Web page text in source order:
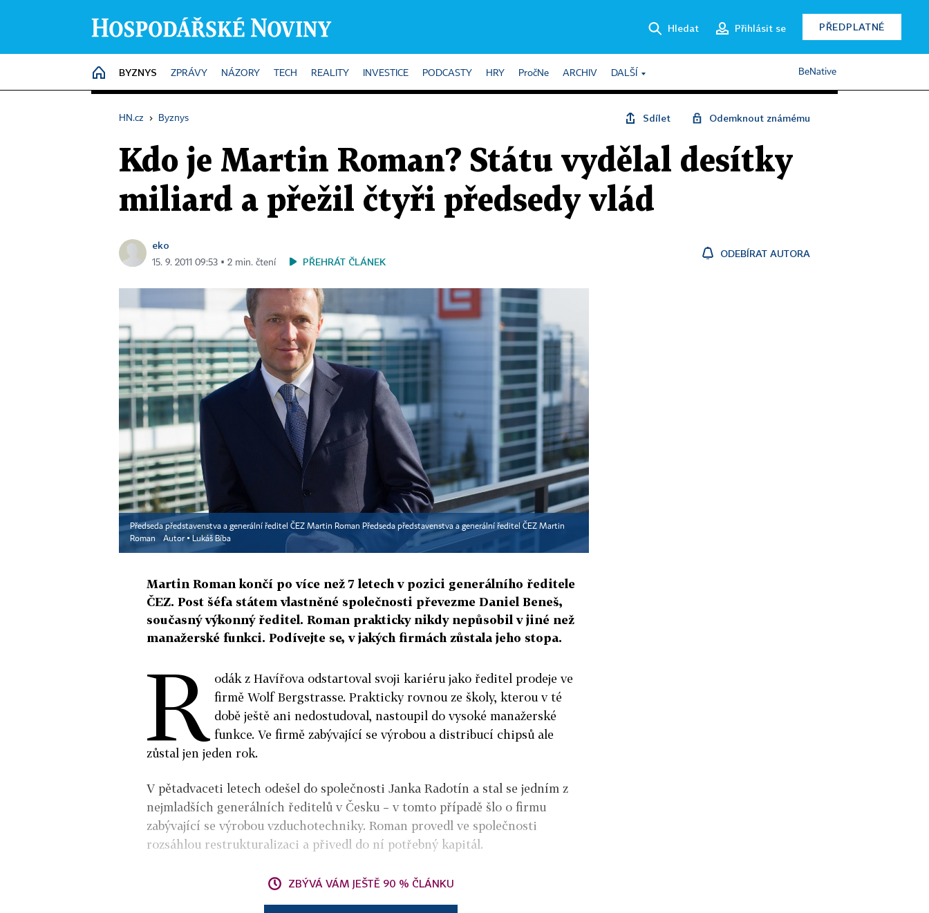
Hledat Přihlásit se PŘEDPLATNÉ
HOME
BYZNYS ZPRÁVY NÁZORY TECH REALITY INVESTICE PODCASTY HRY PročNe ARCHIV DALŠÍ BeNative
HN.cz › Byznys Sdílet Odemknout známému
Kdo je Martin Roman? Státu vydělal desítky
miliard a přežil čtyři předsedy vlád
eko
15. 9. 2011 09:53 ▪ 2 min. čtení PŘEHRÁT ČLÁNEK
ODEBÍRAT AUTORA
Předseda představenstva a generální ředitel ČEZ Martin Roman Předseda představenstva a generální ředitel ČEZ Martin
Roman
Autor ▪ Lukáš Bíba
Martin Roman končí po více než 7 letech v pozici generálního ředitele
ČEZ. Post šéfa státem vlastněné společnosti převezme Daniel Beneš,
současný výkonný ředitel. Roman prakticky nikdy nepůsobil v jiné než
manažerské funkci. Podívejte se, v jakých firmách zůstala jeho stopa.
R odák z Havířova odstartoval svoji kariéru jako ředitel prodeje ve
firmě Wolf Bergstrasse. Prakticky rovnou ze školy, kterou v té
době ještě ani nedostudoval, nastoupil do vysoké manažerské
funkce. Ve firmě zabývající se výrobou a distribucí chipsů ale
zůstal jen jeden rok.
V pětadvaceti letech odešel do společnosti Janka Radotín a stal se jedním z
nejmladších generálních ředitelů v Česku – v tomto případě šlo o firmu
zabývající se výrobou vzduchotechniky. Roman provedl ve společnosti
rozsáhlou restrukturalizaci a přivedl do ní potřebný kapitál.
ZBÝVÁ VÁM JEŠTĚ 90 % ČLÁNKU